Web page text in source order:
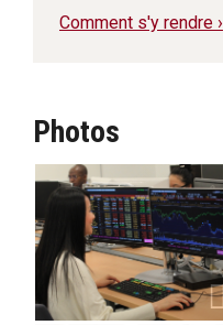
Comment s'y rendre ›
Photos